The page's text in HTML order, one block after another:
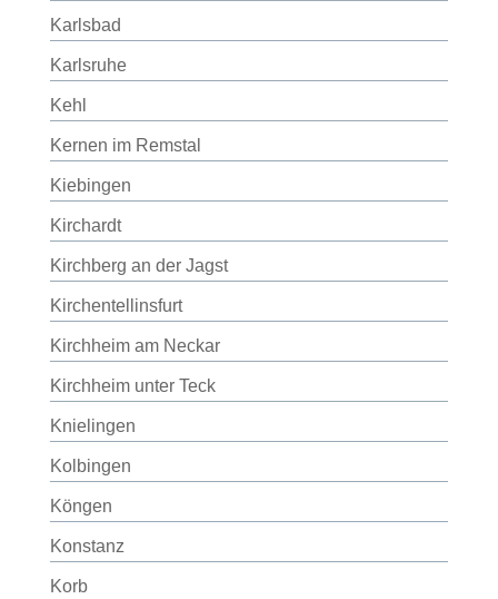
Karlsbad
Karlsruhe
Kehl
Kernen im Remstal
Kiebingen
Kirchardt
Kirchberg an der Jagst
Kirchentellinsfurt
Kirchheim am Neckar
Kirchheim unter Teck
Knielingen
Kolbingen
Köngen
Konstanz
Korb